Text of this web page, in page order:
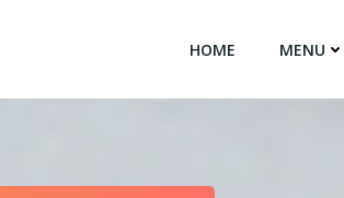
HOME MENU